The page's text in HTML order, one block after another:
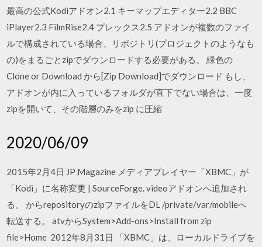
最高の公式Kodiアドオン2.1 キーマップエディター2.2 BBC
iPlayer2.3 FilmRise2.4 プレックス2.5 アドオンが複数のファイ
ルで構成されている場合、リポジトリ(プロジェクトのようなも
の)をまるごとzipでダウンロードする必要がある。 緑色の
Clone or Download から[Zip Download]でダウンロード もし、
アドオンが内に入っているフォルダが直下でない場合は、一度
zipを開いて、その階層のみをzip に圧縮
2020/06/09
2015年2月4日 JP Magazine メディアプレイヤー「XBMC」が
「Kodi」に名称変更 | SourceForge. videoアドオンへ追加され
る。 からrepositoryのzipファイルをDL /private/var/mobileへ
転送する。 atvからSystem>Add-ons>Install from zip
file>Home 2012年8月31日 「XBMC」は、ローカルドライブを